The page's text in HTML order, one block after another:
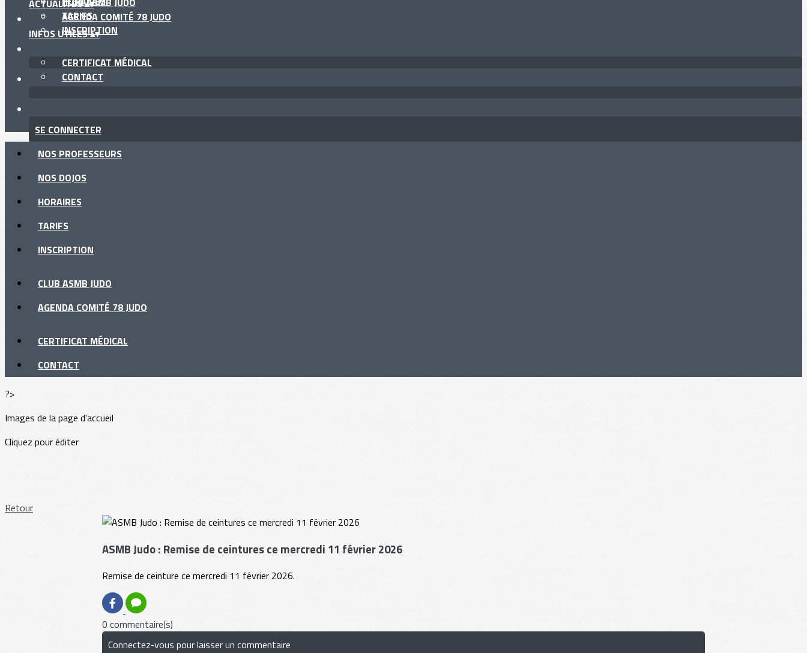
TARIFS
INSCRIPTION
AGENDA COMITÉ 78 JUDO
ACTUALITÉS▴▾
INFOS UTILES▴▾
CERTIFICAT MÉDICAL
CONTACT
SE CONNECTER
NOS PROFESSEURS
NOS DOJOS
HORAIRES
TARIFS
INSCRIPTION
CLUB ASMB JUDO
AGENDA COMITÉ 78 JUDO
CERTIFICAT MÉDICAL
CONTACT
?>
Images de la page d'accueil
Cliquez pour éditer
Retour
ASMB Judo : Remise de ceintures ce mercredi 11 février 2026
Remise de ceinture ce mercredi 11 février 2026.
0 commentaire(s)
Connectez-vous pour laisser un commentaire